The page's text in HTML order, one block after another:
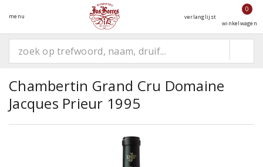
menu verlanglijst
0
winkelwagen
Chambertin Grand Cru Domaine
Jacques Prieur 1995